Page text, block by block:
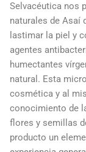
Selvacéutica nos
naturales de Asaí
lastimar la piel y
agentes
humectantes
natural. Esta
cosmética y al
conocimiento de
flores y semillas
producto un